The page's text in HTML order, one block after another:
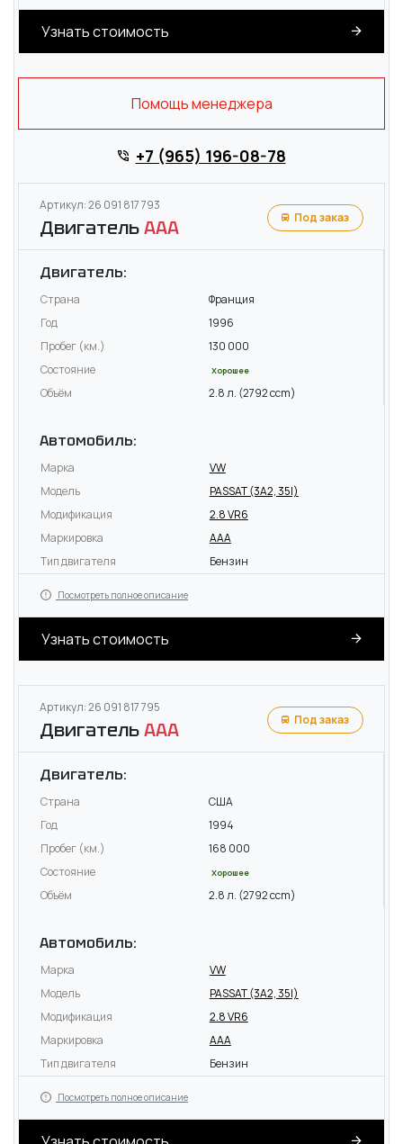
Узнать стоимость
Помощь менеджера
+7 (965) 196-08-78
Артикул: 26 091 817 793
ДвигательAAA Под заказ
Двигатель:
Страна
Франция
Год
1996
Пробег (км.)
130 000
Состояние
Хорошее
Объём 2.8 л. (2792 ccm)
Автомобиль:
Марка
VW
Модель
PASSAT (3A2, 35I)
Модификация
2.8 VR6
Маркировка
AAA
Тип двигателя
Бензин
Посмотреть полное описание
Узнать стоимость
Артикул: 26 091 817 795
ДвигательAAA Под заказ
Двигатель:
Страна
США
Год
1994
Пробег (км.)
168 000
Состояние
Хорошее
Объём 2.8 л. (2792 ccm)
Автомобиль:
Марка
VW
Модель
PASSAT (3A2, 35I)
Модификация
2.8 VR6
Маркировка
AAA
Тип двигателя
Бензин
Посмотреть полное описание